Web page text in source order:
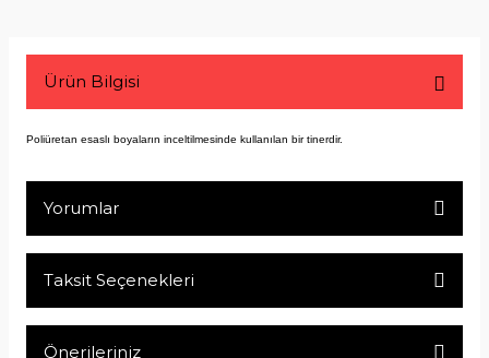
Ürün Bilgisi
Poliüretan esaslı boyaların inceltilmesinde kullanılan bir tinerdir.
Yorumlar
Taksit Seçenekleri
Önerileriniz